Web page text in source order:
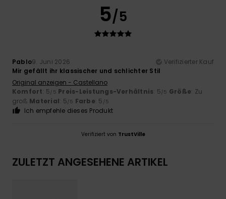
5/5
Pablo9. Juni 2026
Verifizierter Kauf
Mir gefällt ihr klassischer und schlichter Stil
Original anzeigen - Castellano
Komfort: 5/5 Preis-Leistungs-Verhältnis: 5/5 Größe: Zu
groß Material: 5/5 Farbe: 5 /5
Ich empfehle dieses Produkt
Verifiziert von TrustVille
ZULETZT ANGESEHENE ARTIKEL